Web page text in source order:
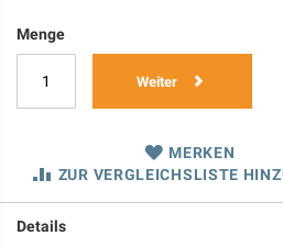
Menge
Weiter
MERKEN
ZUR VERGLEICHSLISTE
Details